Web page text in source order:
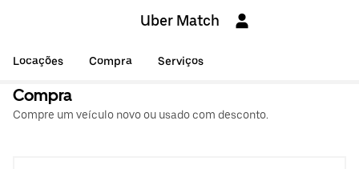
Uber Match
Locações Compra Serviços
Compra
Compre um veículo novo ou usado com desconto.